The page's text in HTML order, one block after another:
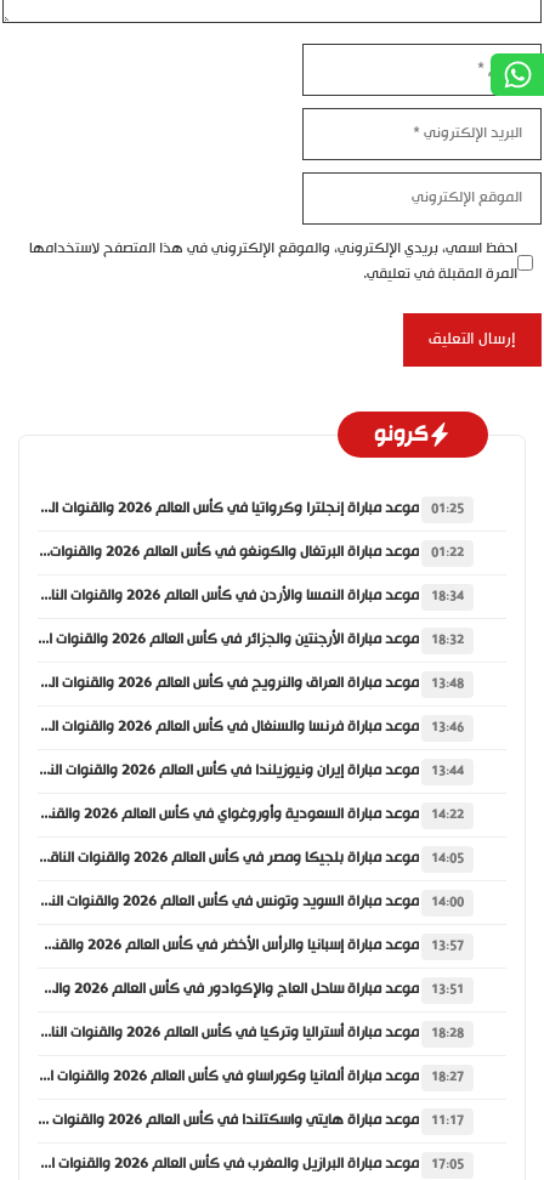
احفظ اسمي، بريدي الإلكتروني، والموقع الإلكتروني في هذا المتصفح لاستخدامها
المرة المقبلة في تعليقي.
كرونو
01:25 موعد مباراة إنجلترا وكرواتيا في كأس العالم 2026 والقنوات الناقلة
01:22 موعد مباراة البرتغال والكونغو في كأس العالم 2026 والقنوات الناقلة
18:34 موعد مباراة النمسا والأردن في كأس العالم 2026 والقنوات الناقلة
18:32 موعد مباراة الأرجنتين والجزائر في كأس العالم 2026 والقنوات الناقلة
13:48 موعد مباراة العراق والنرويج في كأس العالم 2026 والقنوات الناقلة
13:46 موعد مباراة فرنسا والسنغال في كأس العالم 2026 والقنوات الناقلة
13:44 موعد مباراة إيران ونيوزيلندا في كأس العالم 2026 والقنوات الناقلة
14:22 موعد مباراة السعودية وأوروغواي في كأس العالم 2026 والقنوات الناقلة
14:05 موعد مباراة بلجيكا ومصر في كأس العالم 2026 والقنوات الناقلة
14:00 موعد مباراة السويد وتونس في كأس العالم 2026 والقنوات الناقلة
13:57 موعد مباراة إسبانيا والرأس الأخضر في كأس العالم 2026 والقنوات الناقلة
13:51 موعد مباراة ساحل العاج والإكوادور في كأس العالم 2026 والقنوات الناقلة
18:28 موعد مباراة أستراليا وتركيا في كأس العالم 2026 والقنوات الناقلة
18:27 موعد مباراة ألمانيا وكوراساو في كأس العالم 2026 والقنوات الناقلة
11:17 موعد مباراة هايتي واسكتلندا في كأس العالم 2026 والقنوات الناقلة
17:05 موعد مباراة البرازيل والمغرب في كأس العالم 2026 والقنوات الناقلة